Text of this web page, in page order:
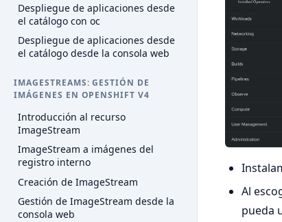
Despliegue de aplicaciones desde
el catálogo con oc
Despliegue de aplicaciones desde
el catálogo desde la consola web
IMAGESTREAMS: GESTIÓN DE
IMÁGENES EN OPENSHIFT V4
Introducción al recurso
ImageStream
ImageStream a imágenes del
registro interno
Creación de ImageStream
Gestión de ImageStream desde la
consola web
Al
pueda